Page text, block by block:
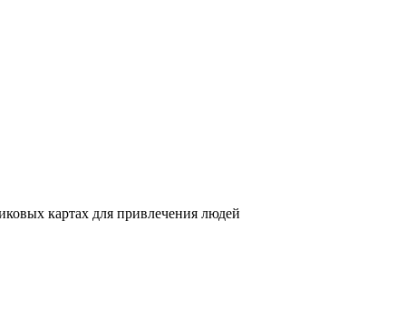
картах для привлечения людей